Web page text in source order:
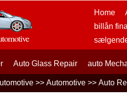
Home
billån
Auto Glass Repair auto
>> Automotive >> Auto